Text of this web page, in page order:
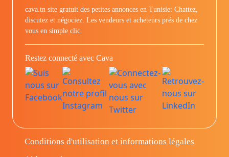
cava.tn site gratuit des petites annonces en Tunisie: Chattez,
discutez et négociez. Les vendeurs et acheteurs prés de chez
vous en simple clic.
Restez connecté avec Cava
Conditions d'utilisation et informations légales